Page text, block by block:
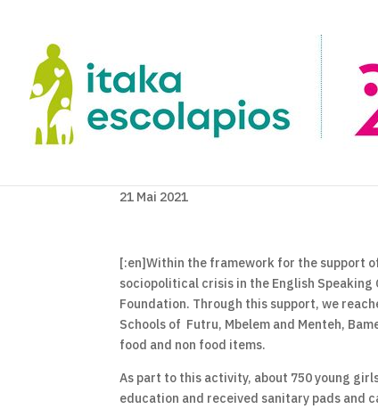
21 Mai 2021
[:en]Within the framework for the support
sociopolitical crisis in the English
Foundation. Through this support, we
Schools of Futru, Mbelem and Menteh,
food and non food items.
As part to this activity, about 750 young
education and received sanitary pads and